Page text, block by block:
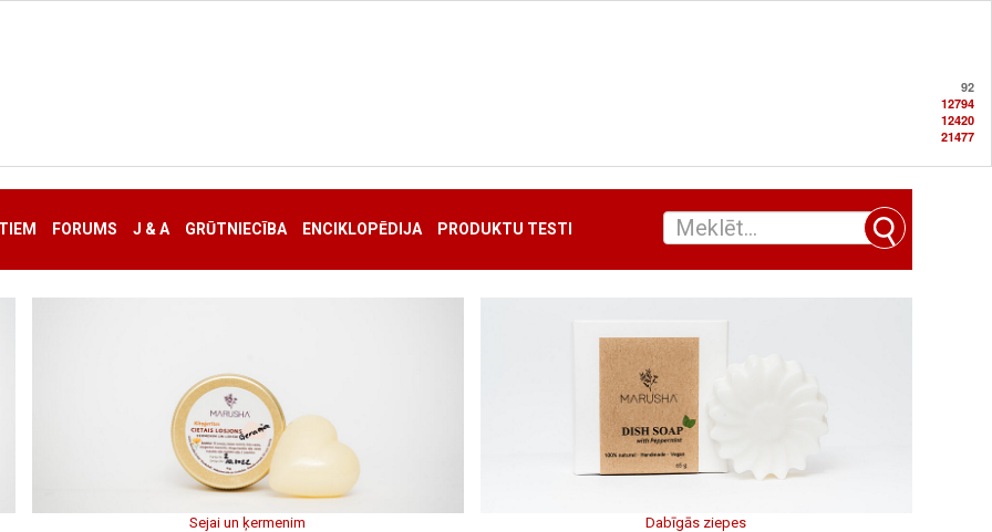
92
12794
12420
21477
FORUMS J & A GRŪTNIECĪBA ENCIKLOPĒDIJA PRODUKTU TESTI
Sejai un ķermenim Dabīgās ziepes